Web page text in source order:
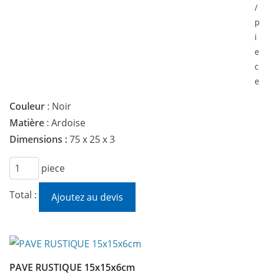
/
p
i
e
c
e
Couleur : Noir
Matière : Ardoise
Dimensions :75 x 25 x 3
quantité
de
TRAVERSE
SCHISTE
piece
Total : Ajoutez au devis
PAVE RUSTIQUE 15x15x6cm